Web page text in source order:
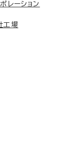
レーション
工場